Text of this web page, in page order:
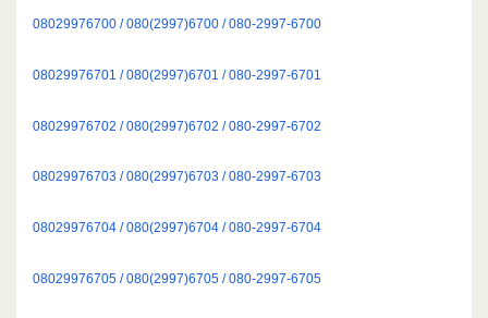
08029976700 / 080(2997)6700 / 080-2997-6700
08029976701 / 080(2997)6701 / 080-2997-6701
08029976702 / 080(2997)6702 / 080-2997-6702
08029976703 / 080(2997)6703 / 080-2997-6703
08029976704 / 080(2997)6704 / 080-2997-6704
08029976705 / 080(2997)6705 / 080-2997-6705